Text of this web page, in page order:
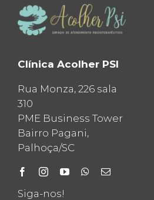
Clínica Acolher PSI
Rua Monza, 226 sala
310
PME Business Tower
Bairro Pagani,
Palhoça/SC
Siga-nos!